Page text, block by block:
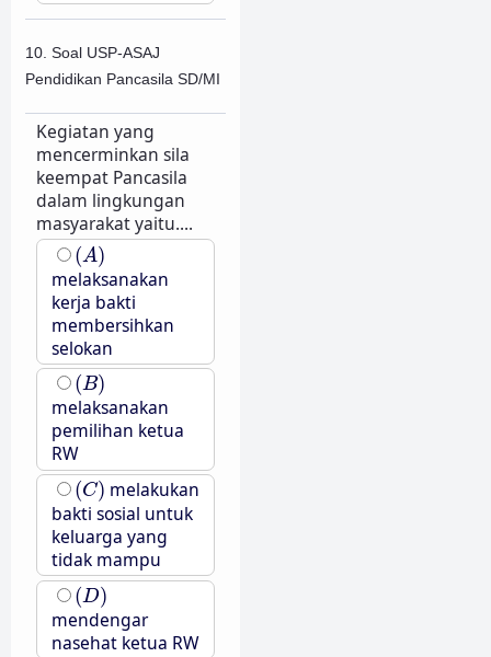
10. Soal USP-ASAJ
Pendidikan Pancasila SD/MI
Kegiatan yang
mencerminkan sila
keempat Pancasila
dalam lingkungan
masyarakat yaitu....
(A)
(A)
melaksanakan
kerja bakti
membersihkan
selokan
(B)
(B)
melaksanakan
pemilihan ketua
RW
(C)
(C) melakukan
bakti sosial untuk
keluarga yang
tidak mampu
(D)
(D)
mendengar
nasehat ketua RW